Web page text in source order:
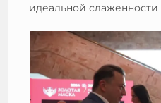
идеальной